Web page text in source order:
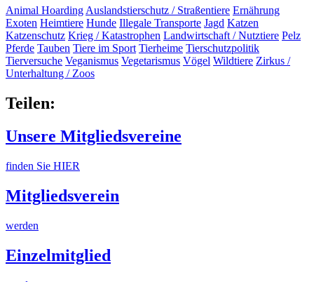
Animal Hoarding Auslandstierschutz / Straßentiere Ernährung
Exoten Heimtiere Hunde Illegale Transporte Jagd Katzen
Katzenschutz Krieg / Katastrophen Landwirtschaft / Nutztiere Pelz
Pferde Tauben Tiere im Sport Tierheime Tierschutzpolitik
Tierversuche Veganismus Vegetarismus Vögel Wildtiere Zirkus /
Unterhaltung / Zoos
Teilen:
Unsere Mitgliedsvereine
finden Sie HIER
Mitgliedsverein
werden
Einzelmitglied